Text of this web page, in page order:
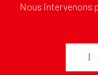
Nous intervenons
[